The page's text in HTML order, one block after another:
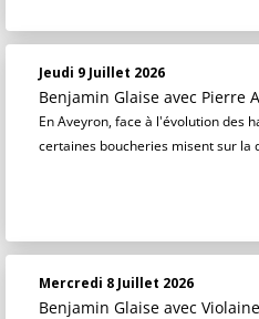
Jeudi 9 Juillet 2026
Benjamin Glaise avec Pierre
En Aveyron, face à l'évolution des
certaines boucheries misent sur la
Mercredi 8 Juillet 2026
Benjamin Glaise avec